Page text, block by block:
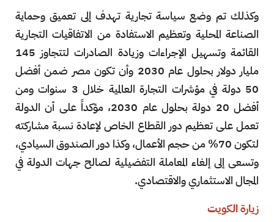
وكذلك تم وضع سياسة تجارية تهدف إلى تعميق وحماية
الصناعة المحلية وتعظيم الاستفادة من الاتفاقيات التجارية
القائمة وتسهيل الإجراءات وزيادة الصادرات لتتجاوز 145
مليار دولار بحلول عام 2030 وأن تكون مصر ضمن أفضل
50 دولة في مؤشرات التجارة العالمية خلال 3 سنوات ومن
أفضل 20 دولة بحلول عام 2030، مؤكداً على أن الدولة
تعمل على تعظيم دور القطاع الخاص لإعادة نسبة مشاركته
لتكون 70% من حجم الأعمال، وكذا دور الصندوق السيادي،
وتسعى إلى إلغاء المعاملة التفضيلية لصالح جهات الدولة في
المجال الاستثماري والاقتصادي.
زيارة الكويت